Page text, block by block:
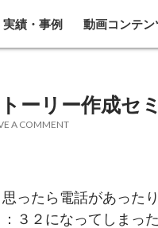
実績・事例 動画コンテン
ーリー作成セ
A COMMENT
ったら電話があった
３２になってしまっ